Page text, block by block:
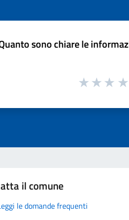
sono chiare le
il comune
le domande frequenti